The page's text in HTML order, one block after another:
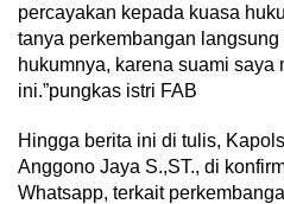
percayakan kepada kuasa
tanya perkembangan
hukumnya, karena suami saya
ini.”pungkas istri FAB
Hingga berita ini di tulis,
Anggono Jaya S.,ST., di
Whatsapp, terkait